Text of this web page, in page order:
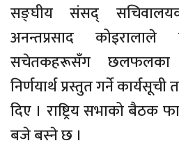
सङ्घीय संसद्
अनन्तप्रसाद
सचेतकहरूसँग छलफलका
निर्णयार्थ प्रस्तुत गर्ने
दिए । राष्ट्रिय सभाको बैठक
बजे बस्ने छ ।